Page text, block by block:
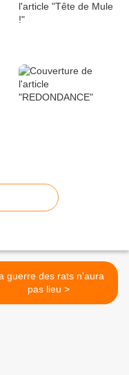
guerre des rats n'aura
pas lieu >